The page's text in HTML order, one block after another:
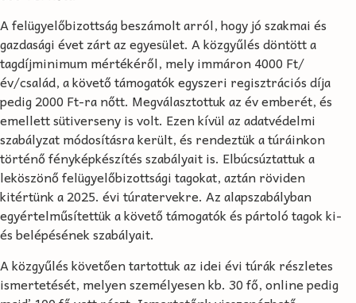
A felügyelőbizottság beszámolt arról, hogy jó szakmai és
gazdasági évet zárt az egyesület. A közgyűlés döntött a
tagdíjminimum mértékéről, mely immáron 4000 Ft/
év/család, a követő támogatók egyszeri regisztrációs díja
pedig 2000 Ft-ra nőtt. Megválasztottuk az év emberét, és
emellett sütiverseny is volt. Ezen kívül az adatvédelmi
szabályzat módosításra került, és rendeztük a túráinkon
történő fényképkészítés szabályait is. Elbúcsúztattuk a
leköszönő felügyelőbizottsági tagokat, aztán röviden
kitértünk a 2025. évi túratervekre. Az alapszabályban
egyértelműsítettük a követő támogatók és pártoló tagok ki-
és belépésének szabályait.
A közgyűlés követően tartottuk az idei évi túrák részletes
ismertetését, melyen személyesen kb. 30 fő, online pedig